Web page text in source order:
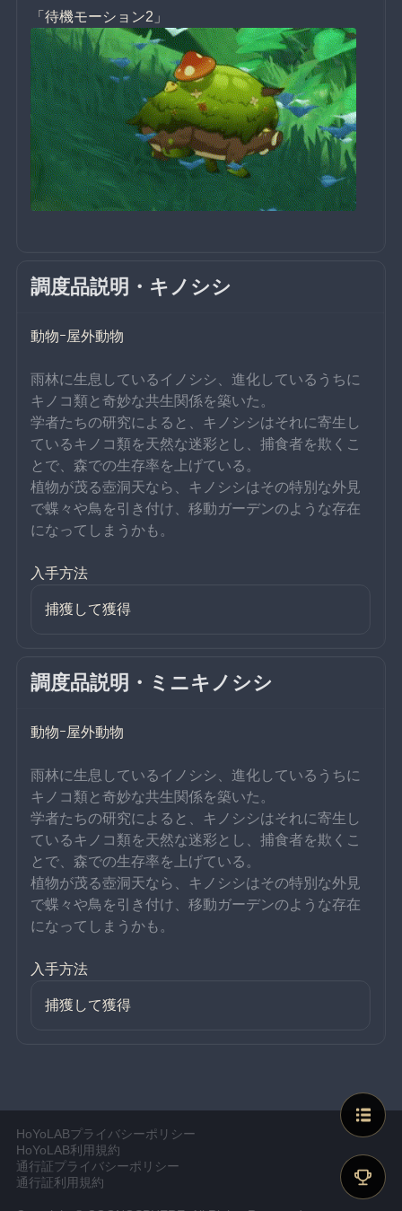
「待機モーション2」
調度品説明・キノシシ
動物ｰ屋外動物
雨林に生息しているイノシシ、進化しているうちに
キノコ類と奇妙な共生関係を築いた。
学者たちの研究によると、キノシシはそれに寄生し
ているキノコ類を天然な迷彩とし、捕食者を欺くこ
とで、森での生存率を上げている。
植物が茂る壺洞天なら、キノシシはその特別な外見
で蝶々や鳥を引き付け、移動ガーデンのような存在
になってしまうかも。
入手方法
捕獲して獲得
調度品説明・ミニキノシシ
動物ｰ屋外動物
雨林に生息しているイノシシ、進化しているうちに
キノコ類と奇妙な共生関係を築いた。
学者たちの研究によると、キノシシはそれに寄生し
ているキノコ類を天然な迷彩とし、捕食者を欺くこ
とで、森での生存率を上げている。
植物が茂る壺洞天なら、キノシシはその特別な外見
で蝶々や鳥を引き付け、移動ガーデンのような存在
になってしまうかも。
入手方法
捕獲して獲得
HoYoLABプライバシーポリシー
HoYoLAB利用規約
通行証プライバシーポリシー
通行証利用規約